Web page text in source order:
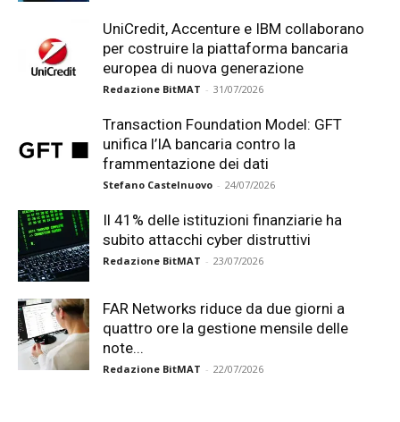
UniCredit, Accenture e IBM collaborano
per costruire la piattaforma bancaria
europea di nuova generazione
Redazione BitMAT - 31/07/2026
Transaction Foundation Model: GFT
unifica l’IA bancaria contro la
frammentazione dei dati
Stefano Castelnuovo - 24/07/2026
Il 41% delle istituzioni finanziarie ha
subito attacchi cyber distruttivi
Redazione BitMAT - 23/07/2026
FAR Networks riduce da due giorni a
quattro ore la gestione mensile delle
note...
Redazione BitMAT - 22/07/2026